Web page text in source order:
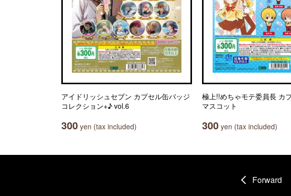
アイドリッシュセブン カプセル缶バッジ
コレクション+♪ vol.6
300 yen (tax included)
極上!!めちゃモテ委員長 カ
マスコット
300 yen (tax included)
Forward